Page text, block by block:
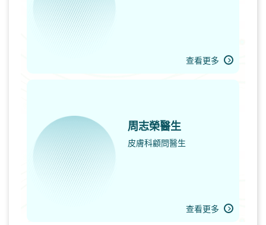
周志榮醫生
皮膚科顧問醫生
查看更多
查看更多